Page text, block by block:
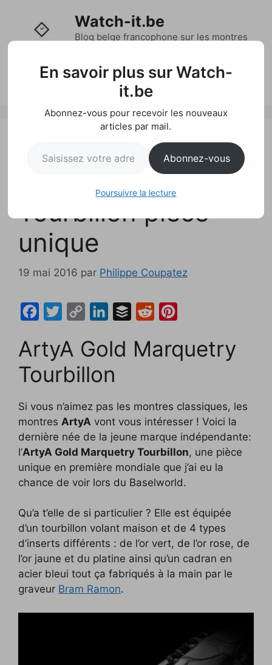
contenu
Watch-it.be
Blog belge francophone sur les montres
ArtyA Gold
Marquetry
Tourbillon pièce
unique
19 mai 2016 par Philippe Coupatez
c
b
o
o
k
i
t
t
e
r
p
y
L
i
n
k
e
d
I
n
r
d
t
n
r
e
s
t
ArtyA Gold Marquetry
Tourbillon
Si vous n’aimez pas les montres classiques, les
montres ArtyA vont vous intéresser ! Voici la
dernière née de la jeune marque indépendante:
l’ArtyA Gold Marquetry Tourbillon, une pièce
unique en première mondiale que j’ai eu la
chance de voir lors du Baselworld.
Qu’a t’elle de si particulier ? Elle est équipée
d’un tourbillon volant maison et de 4 types
d’inserts différents : de l’or vert, de l’or rose, de
l’or jaune et du platine ainsi qu’un cadran en
acier bleui tout ça fabriqués à la main par le
graveur Bram Ramon.
En savoir plus sur Watch-
it.be
Abonnez-vous pour recevoir les nouveaux
articles par mail.
Abonnez-vous
Poursuivre la lecture